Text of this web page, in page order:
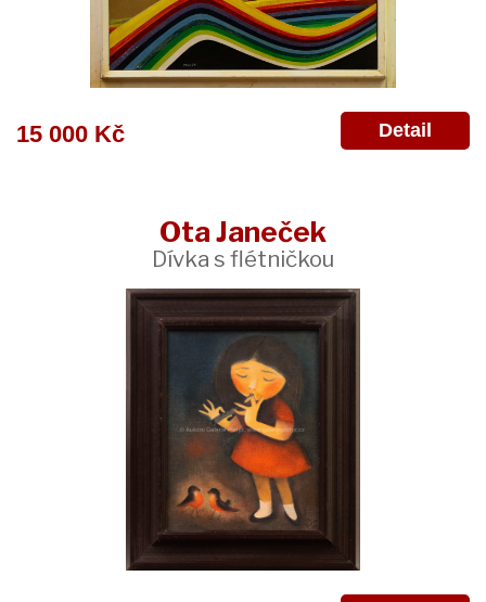
15 000 Kč Detail
Ota Janeček
Dívka s flétničkou